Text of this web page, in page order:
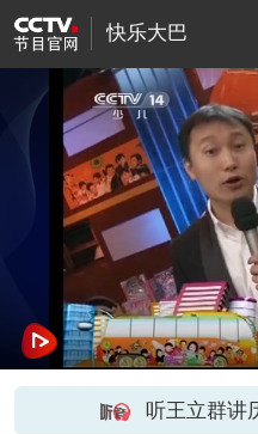
快乐大巴
听王立群讲